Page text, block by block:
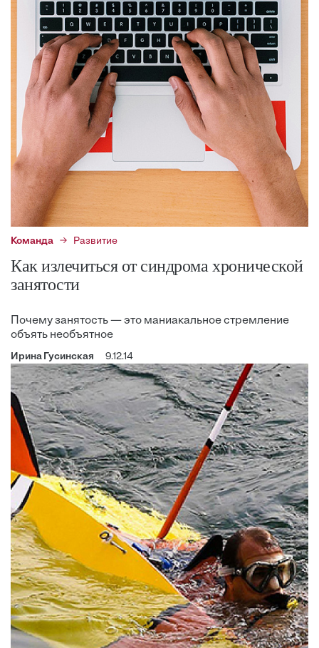
Команда Развитие
Как излечиться от синдрома хронической
занятости
Почему занятость — это маниакальное стремление
объять необъятное
Ирина Гусинская 9.12.14